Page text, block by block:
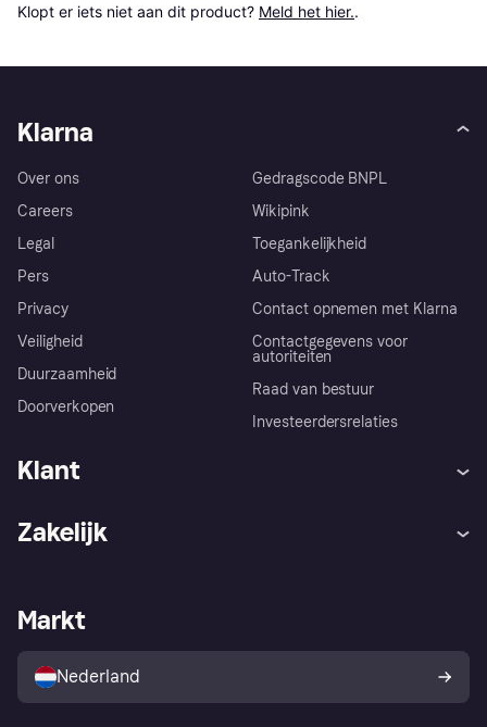
Klopt er iets niet aan dit product? Meld het hier..
Klarna
Over ons
Careers
Legal
Pers
Privacy
Veiligheid
Duurzaamheid
Doorverkopen
Gedragscode BNPL
Wikipink
Toegankelijkheid
Auto-Track
Contact opnemen met Klarna
Contactgegevens voor
autoriteiten
Raad van bestuur
Investeerdersrelaties
Klant
Winkeloverzicht
Kopersbescherming voor
consumenten
Zakelijk
Zakelijke login
Markt
Nederland